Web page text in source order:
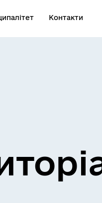
Контакти